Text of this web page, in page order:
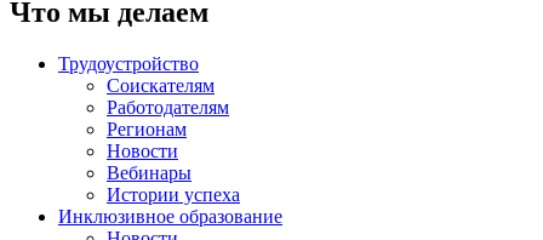
Что мы делаем
Трудоустройство
Соискателям
Работодателям
Регионам
Новости
Вебинары
Истории успеха
Инклюзивное образование